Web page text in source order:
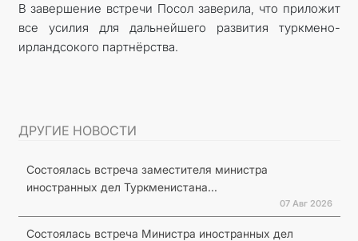
В завершение встречи Посол заверила, что приложит
все усилия для дальнейшего развития туркмено-
ирландсокого партнёрства.
ДРУГИЕ НОВОСТИ
Состоялась встреча заместителя министра
иностранных дел Туркменистана...
07 Авг 2026
Состоялась встреча Министра иностранных дел